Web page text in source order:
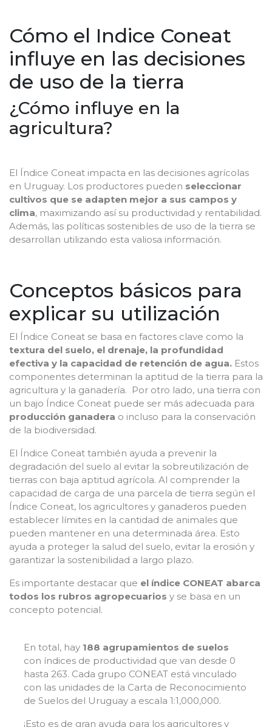
Cómo el Indice Coneat
influye en las decisiones
de uso de la tierra
¿Cómo influye en la
agricultura?
El Índice Coneat impacta en las decisiones agrícolas
en Uruguay. Los productores pueden seleccionar
cultivos que se adapten mejor a sus campos y
clima, maximizando así su productividad y rentabilidad.
Además, las políticas sostenibles de uso de la tierra se
desarrollan utilizando esta valiosa información.
Conceptos básicos para
explicar su utilización
El Índice Coneat se basa en factores clave como la
textura del suelo, el drenaje, la profundidad
efectiva y la capacidad de retención de agua. Estos
componentes determinan la aptitud de la tierra para la
agricultura y la ganadería. Por otro lado, una tierra con
un bajo Índice Coneat puede ser más adecuada para
producción ganadera o incluso para la conservación
de la biodiversidad.
El Índice Coneat también ayuda a prevenir la
degradación del suelo al evitar la sobreutilización de
tierras con baja aptitud agrícola. Al comprender la
capacidad de carga de una parcela de tierra según el
Índice Coneat, los agricultores y ganaderos pueden
establecer límites en la cantidad de animales que
pueden mantener en una determinada área. Esto
ayuda a proteger la salud del suelo, evitar la erosión y
garantizar la sostenibilidad a largo plazo.
Es importante destacar que el índice CONEAT abarca
todos los rubros agropecuarios y se basa en un
concepto potencial.
En total, hay 188 agrupamientos de suelos
con índices de productividad que van desde 0
hasta 263. Cada grupo CONEAT está vinculado
con las unidades de la Carta de Reconocimiento
de Suelos del Uruguay a escala 1:1,000,000.
¡Esto es de gran ayuda para los agricultores y